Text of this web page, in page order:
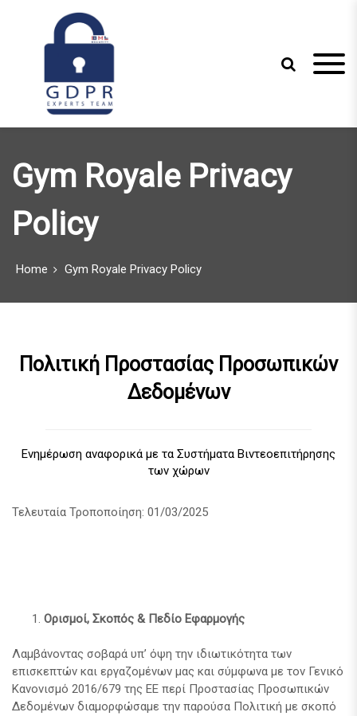
o GDPR Experts
Team
Gym Royale Privacy
Policy
Home Gym Royale Privacy Policy
Πολιτική Προστασίας Προσωπικών
Δεδομένων
Ενημέρωση αναφορικά με τα Συστήματα Βιντεοεπιτήρησης
των χώρων
Τελευταία Τροποποίηση: 01/03/2025
Ορισμοί, Σκοπός & Πεδίο Εφαρμογής
Λαμβάνοντας σοβαρά υπ’ όψη την ιδιωτικότητα των
επισκεπτών και εργαζομένων μας και σύμφωνα με τον Γενικό
Κανονισμό 2016/679 της ΕΕ περί Προστασίας Προσωπικών
Δεδομένων διαμορφώσαμε την παρούσα Πολιτική με σκοπό